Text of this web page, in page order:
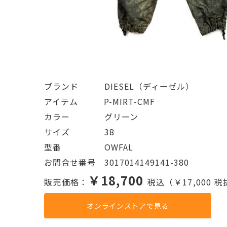
ブランド   DIESEL（ディーゼル）
アイテム   P-MIRT-CMF
カラー    グリーン
サイズ    38
型番     OWFAL
お問合せ番号 3017014149141-380
販売価格： ￥18,700 税込（￥17,000 税
オンラインストアで見る